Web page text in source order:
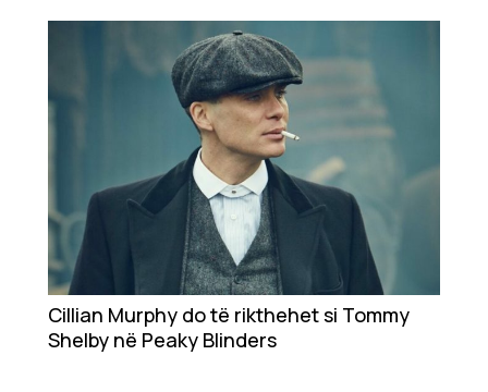
Pikëpamje
Showbiz
Ekonomi
Teknologji
Udhëtime
Cillian Murphy do të rikthehet si Tommy
Shelby në Peaky Blinders